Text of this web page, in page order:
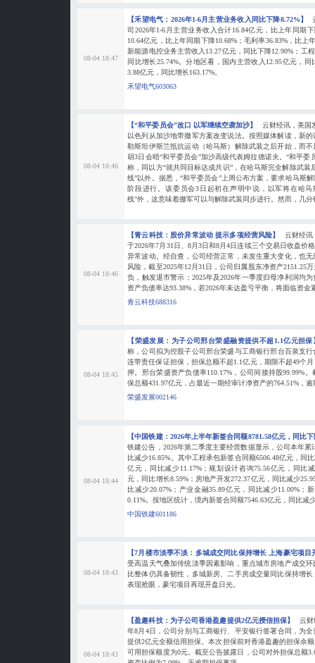
08-04 18:47
【禾望电气：2026年1-6月主营业务收入同比下降8.72%】
司2026年1-6月主营业务收入合计16.84亿元，比上年同期
10.64亿元，比上年同期下降10.68%；毛利率36.83%，比上
新能源电控业务主营收入13.27亿元，同比下降12.90%；工
同比增长25.74%。分地区看，国内主营收入12.95亿元，同
3.88亿元，同比增长163.17%。
禾望电气603063
08-04 18:46
【“和平委员会”改口 以军继续空袭加沙】
云财经讯，美国
以色列从加沙地带撤军方案改变说法。按照媒体解读，新
勒斯坦伊斯兰抵抗运动（哈马斯）解除武装之后开始，而
胡3日会晤“和平委员会”加沙高级代表姆拉德诺夫。“和平委
称，同以方“就共同目标达成共识”，在哈马斯完全解除武装
线”以外。据悉，“和平委员会”上周公布方案，要求哈马斯
阶段进行。该委员会3日起初在声明中说，以军将在哈马
线”外，这意味着撤军可以与解除武装同步进行。然而，几
08-04 18:46
【青云科技：股价异常波动 提示多项经营风险】
云财经讯
于2026年7月31日、8月3日和8月4日连续三个交易日收盘价
异常波动。经自查，公司经营正常，未发生重大变化，也
风险，截至2025年12月31日，公司归属股东净资产2151.25
负，触发退市警示；2025年及2026年一季度归母净利润均
资产负债率达93.38%，若2026年未达盈亏平衡，将面临资金
青云科技688316
08-04 18:45
【荣盛发展：为子公司邢台荣盛融资提供不超1.1亿元担
称，公司拟为控股子公司邢台荣盛与工商银行邢台百泉支
连带责任保证担保，担保总额不超1.1亿元，期限不超49个
押。邢台荣盛资产负债率110.17%，公司间接持股99.99%
保总额431.97亿元，占最近一期经审计净资产的764.51%，
荣盛发展002146
08-04 18:44
【中国铁建：2026年上半年新签合同额8781.58亿元，同比
铁建公告，2026年第二季度主要经营数据显示，公司本年累
比减少16.85%。其中工程承包新签合同额6506.48亿元，同
亿元，同比减少11.17%；规划设计咨询75.56亿元，同比
元，同比增长8.59%；房地产开发272.37亿元，同比减少
比减少20.07%；产业金融35.89亿元，同比减少11.00%；
0.11%。按地区统计，境内新签合同额7546.63亿元，同比减
中国铁建601186
08-04 18:43
【7月楼市淡季不淡：多城成交同比保持增长 上海豪宅项
受高温天气叠加传统淡季因素影响，重点城市房地产成交
比整体仍具备韧性，多城新房、二手房成交量同比保持增
表现抢眼，豪宅项目再现开盘日光。
08-04 18:43
【盈趣科技：为子公司香港盈趣提供2亿元授信担保】
云财
年8月4日，公司分别与工商银行、平安银行签署合同，为
提供2亿元全额信用担保。本次担保前对香港盈趣的担保余
可用担保额度为0元。截至公告披露日，公司对外担保总额